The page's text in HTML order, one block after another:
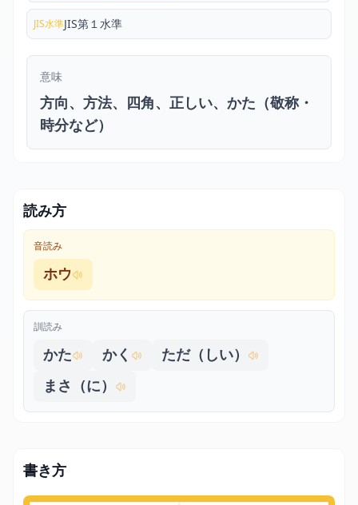
JIS水準JIS第１水準
意味
方向、方法、四角、正しい、かた（敬称・
時分など）
読み方
音読み
ホウ
訓読み
かた かく
ただ（しい）
まさ（に）
書き方